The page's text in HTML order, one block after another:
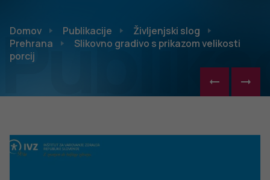
Domov Publikacije
Življenjski slog
Prehrana
Slikovno gradivo s prikazom velikosti
porcij